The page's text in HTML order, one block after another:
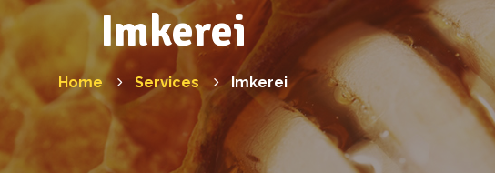
Imkerei
Home Services Imkerei